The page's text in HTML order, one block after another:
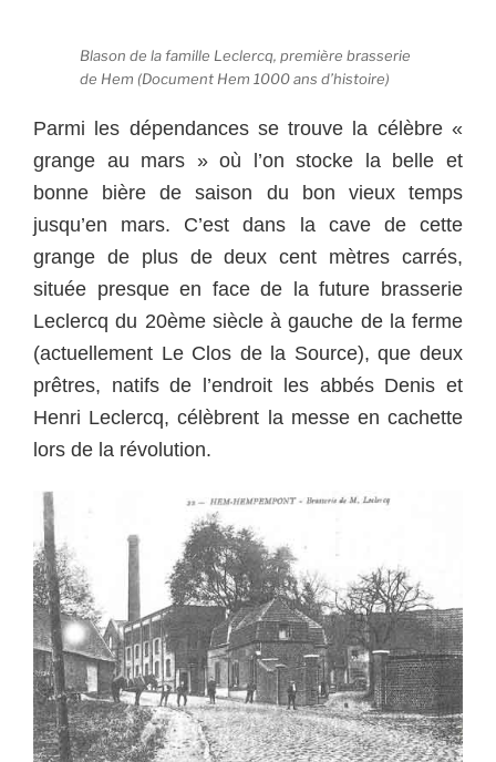
Blason de la famille Leclercq, première brasserie
de Hem (Document Hem 1000 ans d’histoire)
Parmi les dépendances se trouve la célèbre «
grange au mars » où l’on stocke la belle et
bonne bière de saison du bon vieux temps
jusqu’en mars. C’est dans la cave de cette
grange de plus de deux cent mètres carrés,
située presque en face de la future brasserie
Leclercq du 20ème siècle à gauche de la ferme
(actuellement Le Clos de la Source), que deux
prêtres, natifs de l’endroit les abbés Denis et
Henri Leclercq, célèbrent la messe en cachette
lors de la révolution.